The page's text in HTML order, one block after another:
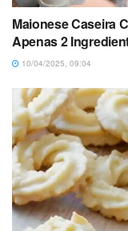
Maionese Caseira
Apenas 2
10/04/2025, 09:04